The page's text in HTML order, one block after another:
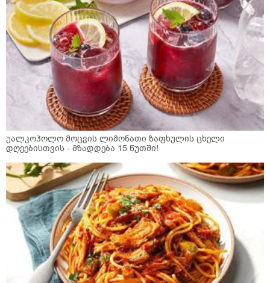
უალკოჰოლო მოცვის ლიმონათი ზაფხულის ცხელი
დღეებისთვის - მზადდება 15 წუთში!